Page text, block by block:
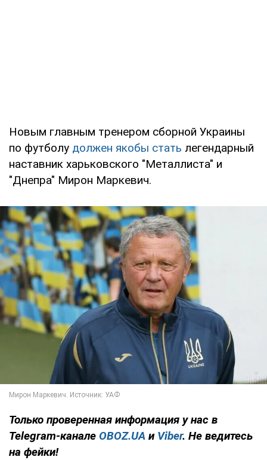
Новым главным тренером сборной Украины
по футболу должен якобы стать легендарный
наставник харьковского "Металлиста" и
"Днепра" Мирон Маркевич.
Только проверенная информация у нас в
Telegram-канале OBOZ.UA и Viber. Не ведитесь
на фейки!